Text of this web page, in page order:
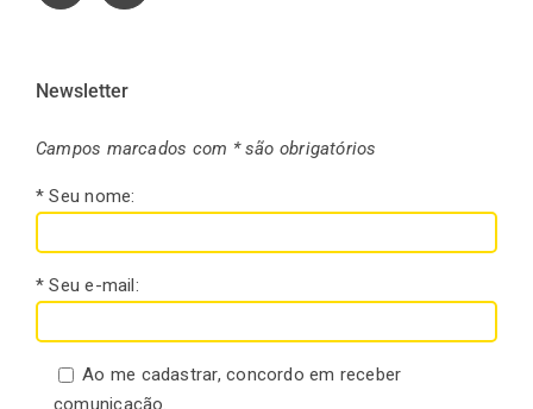
Newsletter
Campos marcados com * são obrigatórios
* Seu nome:
* Seu e-mail:
Ao me cadastrar, concordo em receber
comunicação.